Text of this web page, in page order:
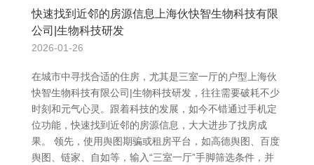
快速找到近邻的房源信息上海伙快智生物科技有限
公司|生物科技研发
2026-01-26
在城市中寻找合适的住房，尤其是三室一厅的户型上海伙
快智生物科技有限公司|生物科技研发，往往需要破耗不少
时刻和元气心灵。跟着科技的发展，如今不错通过手机定
位功能，快速找到近邻的房源信息，大大进步了找房成
果。 领先，使用舆图期骗或租房平台，如高德舆图、百度
舆图、链家、自如等，输入“三室一厅”手脚筛选条件，并